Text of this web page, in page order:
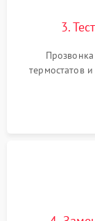
3.
термостатов
тепловым